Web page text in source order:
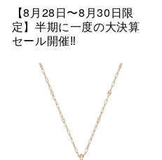
【8月28日〜8月30日限
定】半期に一度の大決算
セール開催‼︎